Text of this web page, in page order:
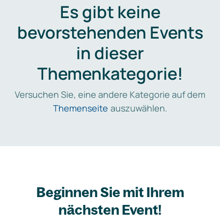
Es gibt keine
bevorstehenden Events
in dieser
Themenkategorie!
Versuchen Sie, eine andere Kategorie auf dem
Themenseite auszuwählen.
Beginnen Sie mit Ihrem
nächsten Event!